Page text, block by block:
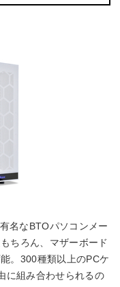
名なBTOパソコンメー
ちろん、マザーボード
。300種類以上のPCケ
に組み合わせられるの